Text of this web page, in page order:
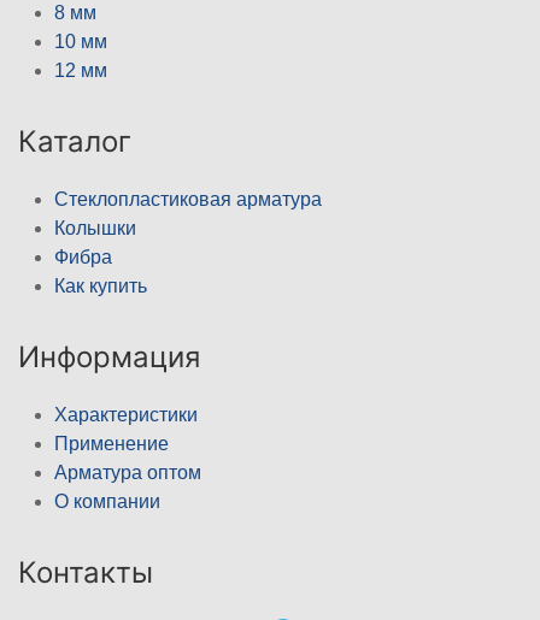
8 мм
10 мм
12 мм
Каталог
Стеклопластиковая арматура
Колышки
Фибра
Как купить
Информация
Характеристики
Применение
Арматура оптом
О компании
Контакты